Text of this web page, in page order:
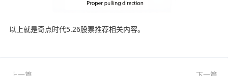
以上就是奇点时代5.26股票推荐相关内容。